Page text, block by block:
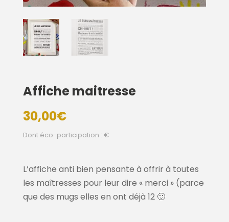
Affiche maitresse
30,00€
Dont éco-participation : €
L’affiche anti bien pensante à offrir à toutes
les maîtresses pour leur dire « merci » (parce
que des mugs elles en ont déjà 12 🙂